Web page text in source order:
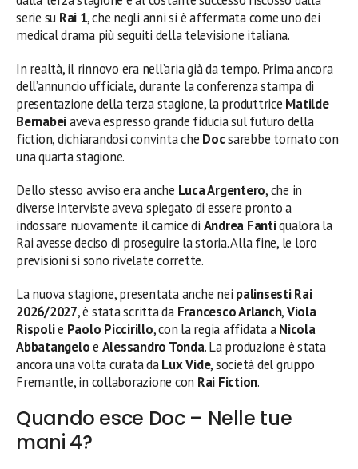
serie su Rai 1, che negli anni si è affermata come uno dei
medical drama più seguiti della televisione italiana.
In realtà, il rinnovo era nell’aria già da tempo. Prima ancora
dell’annuncio ufficiale, durante la conferenza stampa di
presentazione della terza stagione, la produttrice Matilde
Bernabeiaveva espresso grande fiducia sul futuro della
fiction, dichiarandosi convinta che Docsarebbe tornato con
una quarta stagione.
Dello stesso avviso era anche Luca Argentero, che in
diverse interviste aveva spiegato di essere pronto a
indossare nuovamente il camice di Andrea Fantiqualora la
Rai avesse deciso di proseguire la storia. Alla fine, le loro
previsioni si sono rivelate corrette.
La nuova stagione, presentata anche nei palinsesti Rai
2026/2027, è stata scritta da Francesco Arlanch,Viola
Rispolie Paolo Piccirillo, con la regia affidata aNicola
Abbatangeloe Alessandro Tonda. La produzione è stata
ancora una volta curata daLux Vide, società del gruppo
Fremantle, in collaborazione con Rai Fiction.
Quando esce Doc – Nelle tue
mani 4?